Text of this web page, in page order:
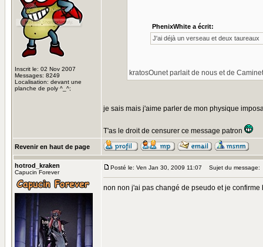
Inscrit le: 02 Nov 2007
Messages: 8249
Localisation: devant une
planche de poly ^_^;
PhenixWhite a écrit:
J'ai déjà un verseau et deux taureaux
kratosOunet parlait de nous et de
je sais mais j'aime parler de mon physique
T'as le droit de censurer ce message patron
Revenir en haut de page
hotrod_kraken
Capucin Forever
Posté le: Ven Jan 30, 2009 11:07 Sujet du message:
non non j'ai pas changé de pseudo et je